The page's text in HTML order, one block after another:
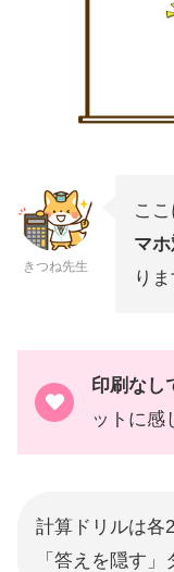
きつね先生
こ
マ
りま
印刷なし
ットに感
計算ドリルは各
「答えを隠す